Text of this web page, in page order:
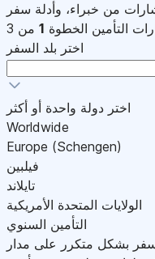
التأمين الخطوة 1 من 3
اختر بلد السفر
اختر دولة واحدة أو أكثر
Worldwide
Europe (Schengen)
فيلبين
تايلاند
الولايات المتحدة الأمريكية
التأمين السنوي
بشكل متكرر على مدار